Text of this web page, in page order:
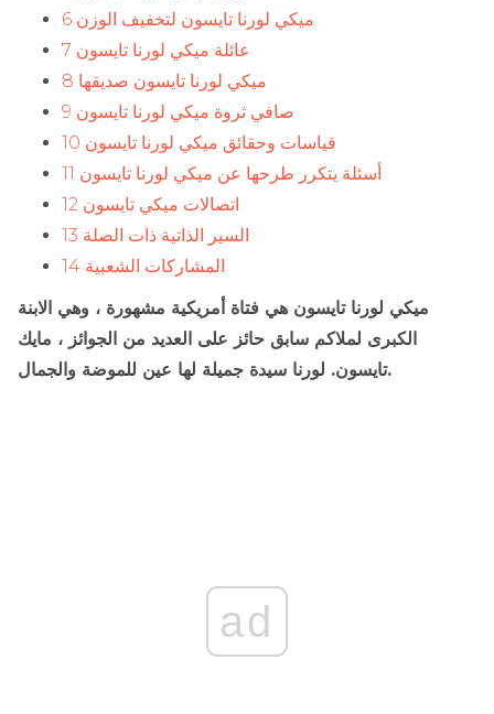
6 ميكي لورنا تايسون لتخفيف الوزن
7 عائلة ميكي لورنا تايسون
8 ميكي لورنا تايسون صديقها
9 صافي ثروة ميكي لورنا تايسون
10 قياسات وحقائق ميكي لورنا تايسون
11 أسئلة يتكرر طرحها عن ميكي لورنا تايسون
12 اتصالات ميكي تايسون
13 السير الذاتية ذات الصلة
14 المشاركات الشعبية
ميكي لورنا تايسون هي فتاة أمريكية مشهورة ، وهي الابنة
الكبرى لملاكم سابق حائز على العديد من الجوائز ، مايك
تايسون. لورنا سيدة جميلة لها عين للموضة والجمال.
ad